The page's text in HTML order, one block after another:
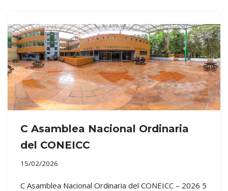
C Asamblea Nacional Ordinaria
del CONEICC
15/02/2026
C Asamblea Nacional Ordinaria del CONEICC – 2026 5